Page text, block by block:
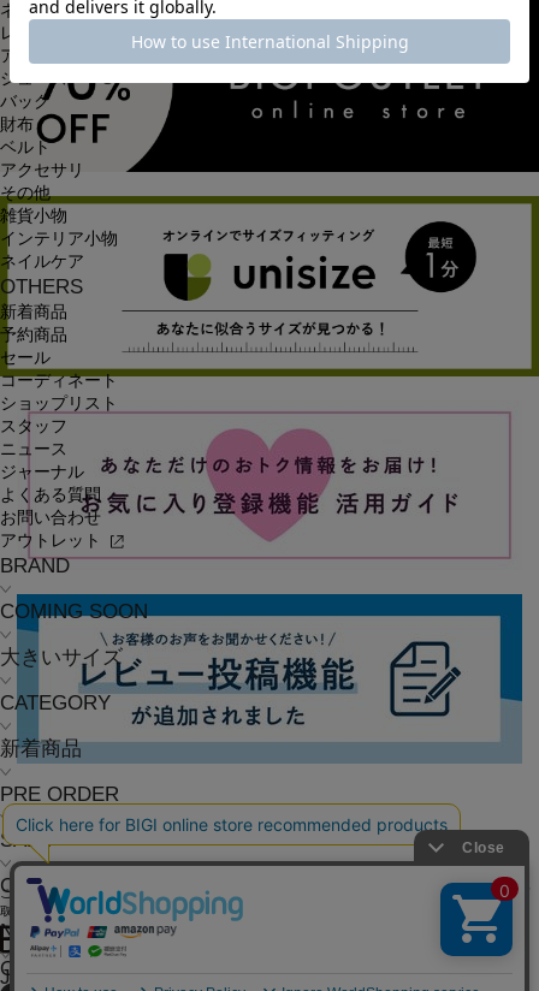
ネックウェア
レッグウェア
アンダーウェア
シューズ
バッグ
財布
ベルト
アクセサリ
その他
雑貨小物
インテリア小物
ネイルケア
OTHERS
新着商品
予約商品
セール
コーディネート
ショップリスト
スタッフ
ニュース
ジャーナル
よくある質問
お問い合わせ
アウトレット
BRAND
COMING SOON
大きいサイズ
CATEGORY
新着商品
PRE ORDER
SALE
COORDINATE
NEWS
JOURNAL
ご利用ガイド よくある質問 お問い合わせ 会社概要 個人情報保護方針
特定商
取引法に基づく表記
OFFICIAL SNS